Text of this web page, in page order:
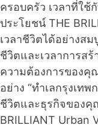
ครอบครัว เวลาที่ใช้
ประโยชน์ THE
เวลาชีวิตได้อย่างสม
ชีวิตและเวลาการส
ความต้องการของคุ
อย่าง “ทำเลกรุงเท
ชีวิตและธุรกิจของ
BRILLIANT Urban